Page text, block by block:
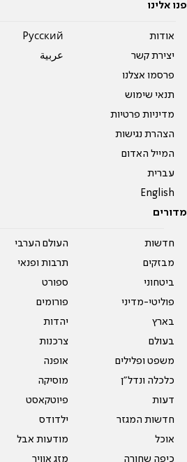
פנו אלינו
אודות
יצירת קשר
פרסמו אצלנו
תנאי שימוש
מדיניות פרטיות
הצהרת נגישות
המייל האדום
עברית
English
Pусский
عربية
מדורים
חדשות
מבזקים
ביטחוני
פוליטי-מדיני
בארץ
בעולם
משפט ופלילים
כלכלה ונדל"ן
דעות
חדשות המגזר
אוכל
כיפה שחורה
העולם הערבי
תרבות ופנאי
ספורט
פורומים
יהדות
צרכנות
אופנה
מוסיקה
פיוטקאסט
ילדודס
מודעות אבל
מזג אוויר